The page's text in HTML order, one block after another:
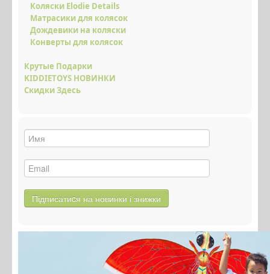
Коляски Elodie Details
Матрасики для колясок
Дождевики на коляски
Конверты для колясок
Крутые Подарки
KIDDIETOYS НОВИНКИ
Скидки Здесь